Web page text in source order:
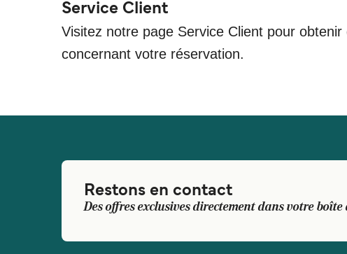
Service Client
Visitez notre page Service Client pour
concernant votre réservation.
Restons en contact
Des offres exclusives directement dans votre boîte